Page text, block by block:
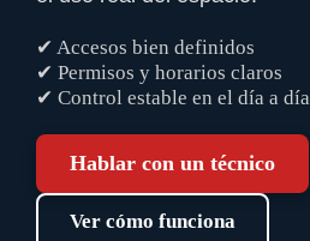
✔ Accesos bien definidos
✔ Permisos y horarios claros
✔ Control estable en el día a día
Hablar con un técnico
Ver cómo funciona